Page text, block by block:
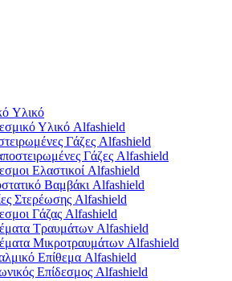
Yλικό
Υλικό Alfashield
Γάζες Alfashield
Γάζες Alfashield
Ελαστικοί Alfashield
Βαμβάκι Alfashield
Στερέωσης Alfashield
Γάζας Alfashield
Τραυμάτων Alfashield
Μικροτραυμάτων Alfashield
Eπίθεμα Alfashield
Επίδεσμος Alfashield